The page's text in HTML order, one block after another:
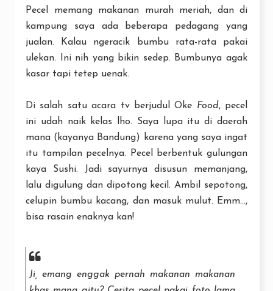
Pecel memang makanan murah meriah, dan di
kampung saya ada beberapa pedagang yang
jualan. Kalau ngeracik bumbu rata-rata pakai
ulekan. Ini nih yang bikin sedep. Bumbunya agak
kasar tapi tetep uenak.
Di salah satu acara tv berjudul Oke Food, pecel
ini udah naik kelas lho. Saya lupa itu di daerah
mana (kayanya Bandung) karena yang saya ingat
itu tampilan pecelnya. Pecel berbentuk gulungan
kaya Sushi. Jadi sayurnya disusun memanjang,
lalu digulung dan dipotong kecil. Ambil sepotong,
celupin bumbu kacang, dan masuk mulut. Emm...,
bisa rasain enaknya kan!
Ji, emang enggak pernah makanan makanan